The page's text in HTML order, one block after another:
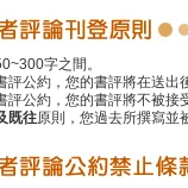
字之間。
評公約，您的書評將在送
評公約，您的書評將不被接
既往原則，您過去所撰寫並